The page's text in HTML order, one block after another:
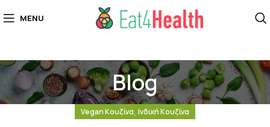
MENU
Blog
Vegan Κουζίνα, Ινδική Κουζίνα